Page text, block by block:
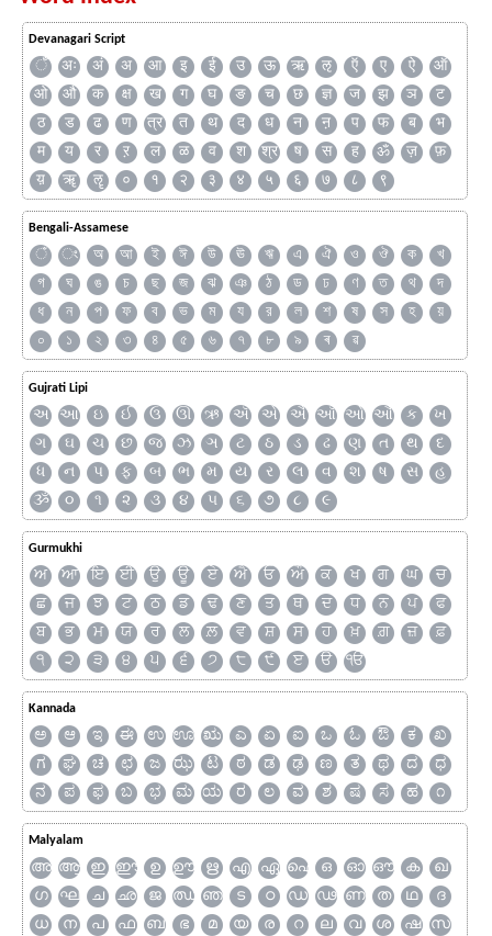
Devanagari Script
ँ अः अं अ आ इ ई उ ऊ ऋ ऌ ऍ ए ऐ
ऑ
ओ
औ क क्ष ख ग घ ङ च छ ज्ञ ज झ ञ
ट
ठ
ड ढ ण त्र त थ द ध न ऩ प फ ब
भ
म
य र ऱ ल ळ व श श्र ष स ह ॐ ज़
फ़
य़
ॠ ॡ ० १ २ ३ ४ ५ ६ ७ ८ ९
Bengali-Assamese
ঁ ং অ আ ই ঈ উ ঊ ঋ এ ঐ ও ঔ ক
খ
গ
ঘ ঙ চ ছ জ ঝ ঞ ঠ ড ঢ ণ ত থ
দ
ধ
ন প ফ ব ভ ম য র ল শ ষ স হ
য়
০
১ ২ ৩ ৪ ৫ ৬ ৭ ৮ ৯ ৰ ৱ
Gujrati Lipi
અ આ ઇ ઈ ઉ ઊ ઋ ઍ એ ઐ ઑ ઓ ઔ ક
ખ
ગ
ઘ ચ છ જ ઝ ઞ ટ ઠ ડ ઢ ણ ત થ
દ
ધ
ન પ ફ બ ભ મ ય ર લ વ શ ષ સ
હ
ૐ
૦ ૧ ૨ ૩ ૪ ૫ ૬ ૭ ૮ ૯
Gurmukhi
ਅ ਆ ਇ ਈ ਉ ਊ ਏ ਐ ਓ ਔ ਕ ਖ ਗ ਘ
ਚ
ਛ
ਜ ਝ ਟ ਠ ਡ ਢ ਣ ਤ ਥ ਦ ਧ ਨ ਪ
ਫ
ਬ
ਭ ਮ ਯ ਰ ਲ ਲ਼ ਵ ਸ਼ ਸ ਹ ਖ਼ ਗ਼ ਜ਼
ਫ਼
੧
੨ ੩ ੪ ੫ ੬ ੭ ੮ ੯ ੲ ੳ ੴ
Kannada
ಅ ಆ ಇ ಈ ಉ ಊ ಋ ಎ ಏ ಐ ಒ ಓ ಔ ಕ
ಖ
ಗ
ಘ ಚ ಛ ಜ ಝ ಟ ಠ ಡ ಢ ಣ ತ ಥ ದ
ಧ
ನ
ಪ ಫ ಬ ಭ ಮ ಯ ರ ಲ ವ ಶ ಷ ಸ ಹ ೧
Malyalam
അ ആ ഇ ഈ ഉ ഊ ഋ എ ഏ ഐ ഒ ഓ ഔ ക
ഖ
ഗ
ഘ ച ഛ ജ ഝ ഞ ട ഠ ഡ ഢ ണ ത ഥ
ദ
ധ
ന പ ഫ ബ ഭ മ യ ര റ ല വ ശ ഷ
സ